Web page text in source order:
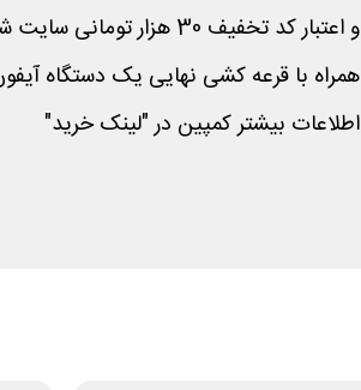
و اعتبار کد تخفیف 30 هزار تومانی سایت شیپور
همراه با قرعه کشی نهایی یک دستگاه آیفون
اطلاعات بیشتر کمپین در "لینک خرید"